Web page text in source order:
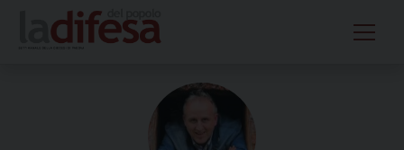
content